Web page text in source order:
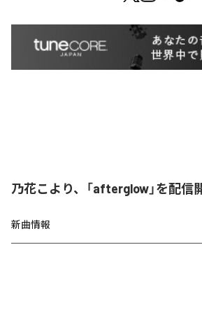
乃花こより、「afterglow」を配信
新曲情報